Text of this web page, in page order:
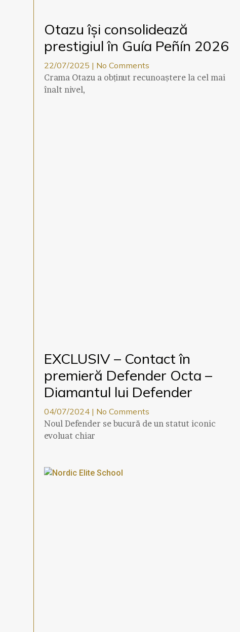
Otazu își consolidează
prestigiul în Guía Peñín 2026
22/07/2025
No Comments
Crama Otazu a obținut recunoaștere la cel mai
înalt nivel,
EXCLUSIV – Contact în
premieră Defender Octa –
Diamantul lui Defender
04/07/2024
No Comments
Noul Defender se bucură de un statut iconic
evoluat chiar